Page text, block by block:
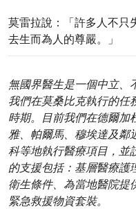
莫雷拉說：「許多人不只
去生而為人的尊嚴。」
無國界醫生是一個中立、
我們在莫桑比克執行的任
時期。目前我們在德爾加
雅、帕爾馬、穆埃達及鄰
科等地執行醫療項目，並
的支援包括：基層醫療護
衛生條件、為當地醫院提
緊急救援物資套裝。